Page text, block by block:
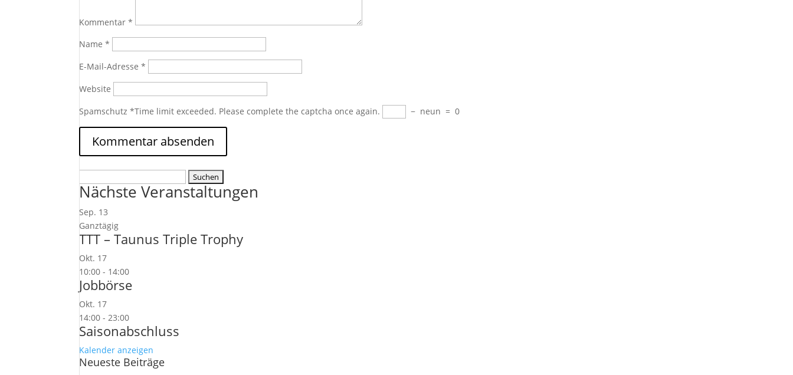
Kommentar*
Name*
E-Mail-Adresse*
Website
Spamschutz *Time limit exceeded. Please complete the captcha once again. − neun = 0
nach:
Nächste Veranstaltungen
Sep. 13
Ganztägig
TTT – Taunus Triple Trophy
Okt. 17
10:00 - 14:00
Jobbörse
Okt. 17
14:00 -23:00
Saisonabschluss
Kalender anzeigen
Neueste Beiträge